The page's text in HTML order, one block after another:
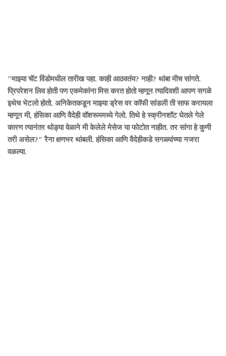
"माझ्या चॅट विंडोमधील तारीख पहा. काही आठवतंय? नाही? थांबा मीच सांगते.
प्रिपरेशन लिव होती पण एकमेकांना मिस करत होतो म्हणून त्यादिवशी आपण सगळे
इथेच भेटलो होतो. अनिकेतकडून माझ्या ड्रेस वर कॉफी सांडली ती साफ करायला
म्हणून मी, हंसिका आणि वैदेही वॉशरूममध्ये गेलो. तिथे हे स्क्रीनशॉट घेतले गेले
कारण त्यानंतर थोड्या वेळाने मी केलेले मेसेज या फोटोत नाहीत. तर सांगा हे कुणी
तरी असेल?" रैना क्षणभर थांबली. हंसिका आणि वैदेहीकडे सगळ्यांच्या नजरा
वळल्या.